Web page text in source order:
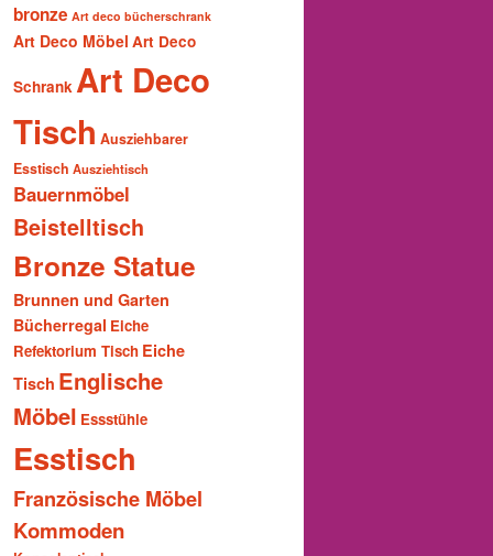
bronze Art deco bücherschrank
Art Deco Möbel Art Deco
Schrank Art Deco
Tisch Ausziehbarer
Esstisch Ausziehtisch
Bauernmöbel
Beistelltisch
Bronze Statue
Brunnen und Garten
Bücherregal Eiche
Refektorium Tisch Eiche
Tisch Englische
Möbel Essstühle
Esstisch
Französische Möbel
Kommoden